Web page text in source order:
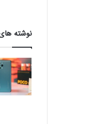
نوشته